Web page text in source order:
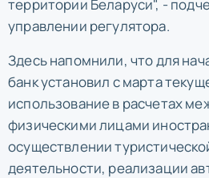
территории Беларуси", -
управлении регулятора.
Здесь напомнили, что для
банк установил с марта
использование в расчетах
физическими лицами
осуществлении
деятельности, реализации